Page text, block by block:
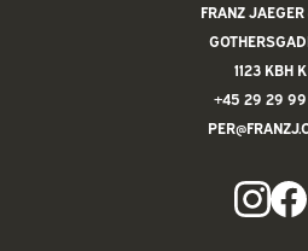
FRANZ
1123 KBH K
+45 29 29